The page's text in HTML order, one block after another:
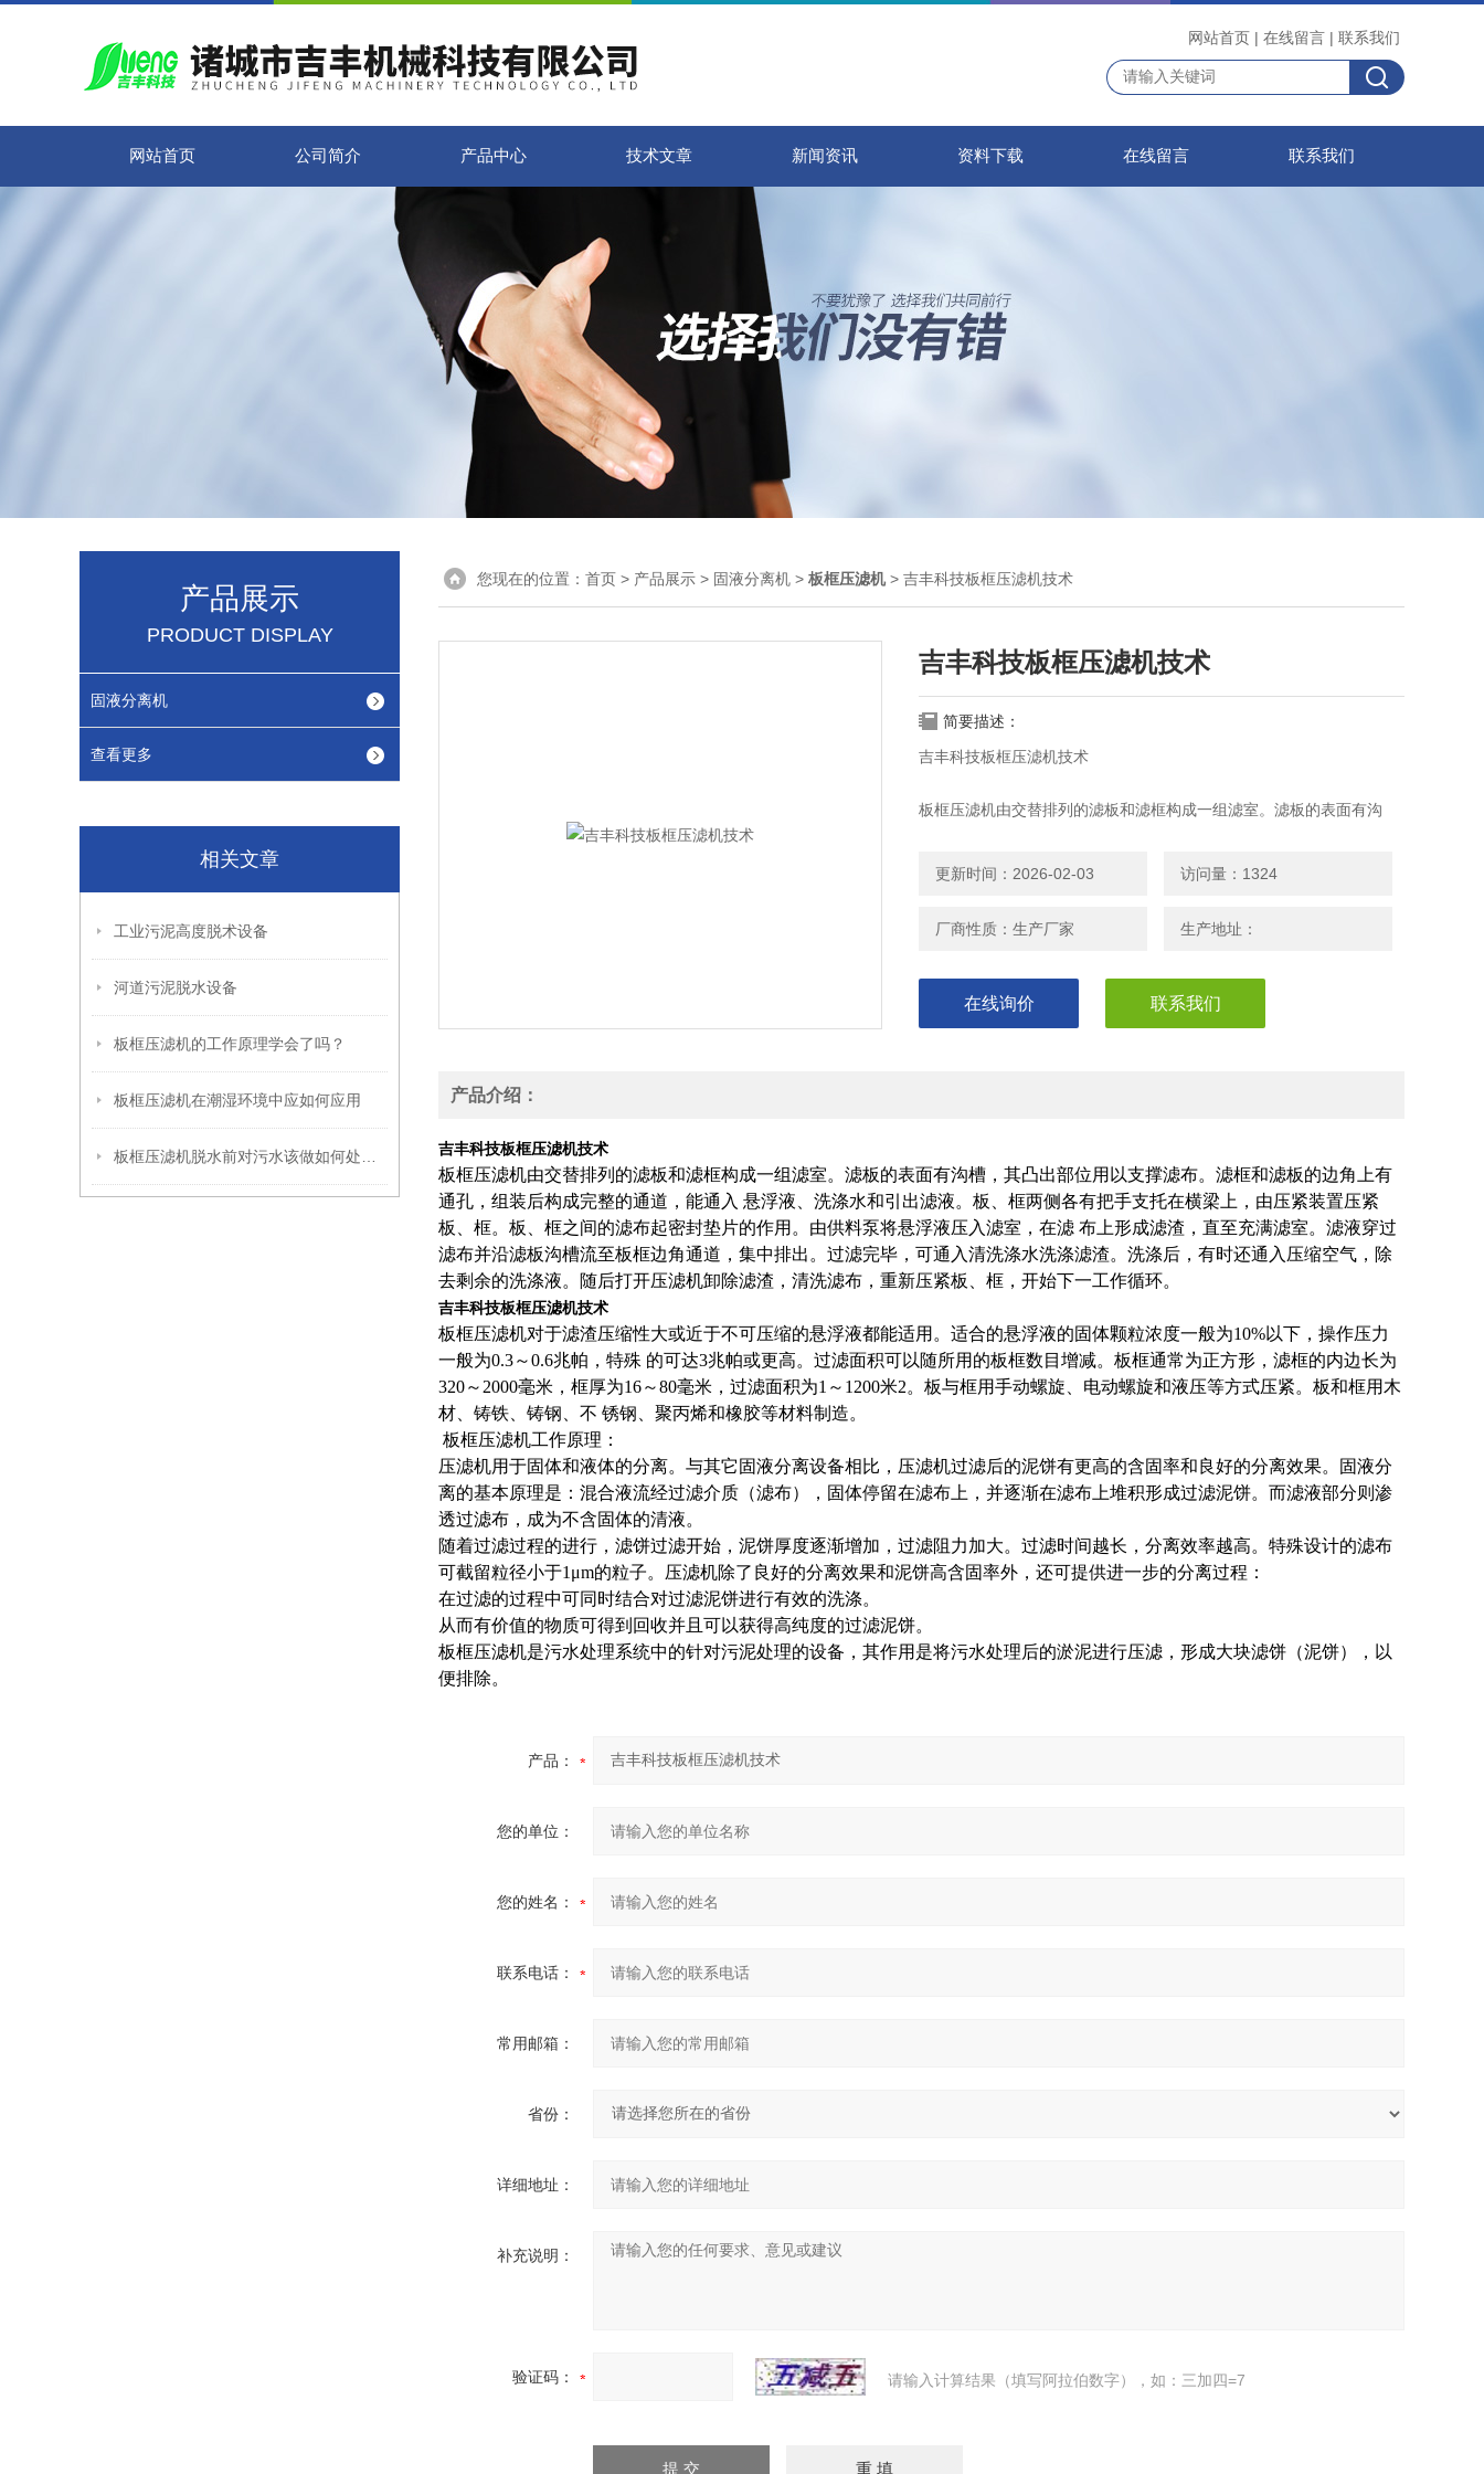
网站首页 | 在线留言 | 联系我们
网站首页 公司简介 产品中心 技术文章 新闻资讯 资料下载 在线留言 联系我们
产品展示
PRODUCT DISPLAY
固液分离机
查看更多
相关文章
工业污泥高度脱术设备
河道污泥脱水设备
板框压滤机的工作原理学会了吗？
板框压滤机在潮湿环境中应如何应用
您现在的位置： 首页 > 产品展示 > 固液分离机 > 板框压滤机> 吉丰科技板框压滤机技术
吉丰科技板框压滤机技术
简要描述：
吉丰科技板框压滤机技术
板框压滤机由交替排列的滤板和滤框构成一组滤室。滤板的表面有沟
成完整的通道，能通入 悬浮液、洗涤水和引出滤液。
更新时间：2026-02-03 访问量：1324
厂商性质：生产厂家 生产地址：
在线询价 联系我们
产品介绍：
吉丰科技板框压滤机技术
板框压滤机由交替排列的滤板和滤框构成一组滤室。滤板的表面有沟槽，其凸出部位用以支撑滤布。滤框和滤板的边角上有
通孔，组装后构成完整的通道，能通入 悬浮液、洗涤水和引出滤液。板、框两侧各有把手支托在横梁上，由压紧装置压紧
板、框。板、框之间的滤布起密封垫片的作用。由供料泵将悬浮液压入滤室，在滤 布上形成滤渣，直至充满滤室。滤液穿过
滤布并沿滤板沟槽流至板框边角通道，集中排出。过滤完毕，可通入清洗涤水洗涤滤渣。洗涤后，有时还通入压缩空气，除
去剩余的洗涤液。随后打开压滤机卸除滤渣，清洗滤布，重新压紧板、框，开始下一工作循环。
吉丰科技板框压滤机技术
板框压滤机对于滤渣压缩性大或近于不可压缩的悬浮液都能适用。适合的悬浮液的固体颗粒浓度一般为10%以下，操作压力
一般为0.3～0.6兆帕，特殊 的可达3兆帕或更高。过滤面积可以随所用的板框数目增减。板框通常为正方形，滤框的内边长为
320～2000毫米，框厚为16～80毫米，过滤面积为1～1200米2。板与框用手动螺旋、电动螺旋和液压等方式压紧。板和框用木
材、铸铁、铸钢、不 锈钢、聚丙烯和橡胶等材料制造。
板框压滤机工作原理：
压滤机用于固体和液体的分离。与其它固液分离设备相比，压滤机过滤后的泥饼有更高的含固率和良好的分离效果。固液分
离的基本原理是：混合液流经过滤介质（滤布），固体停留在滤布上，并逐渐在滤布上堆积形成过滤泥饼。而滤液部分则渗
透过滤布，成为不含固体的清液。
随着过滤过程的进行，滤饼过滤开始，泥饼厚度逐渐增加，过滤阻力加大。过滤时间越长，分离效率越高。特殊设计的滤布
可截留粒径小于1μm的粒子。压滤机除了良好的分离效果和泥饼高含固率外，还可提供进一步的分离过程：
在过滤的过程中可同时结合对过滤泥饼进行有效的洗涤。
从而有价值的物质可得到回收并且可以获得高纯度的过滤泥饼。
板框压滤机是污水处理系统中的针对污泥处理的设备，其作用是将污水处理后的淤泥进行压滤，形成大块滤饼（泥饼），以
便排除。
产品：
您的单位：
您的姓名：
联系电话：
常用邮箱：
省份：
详细地址：
补充说明：
验证码： 请输入计算结果（填写阿拉伯数字），如：三加四=7